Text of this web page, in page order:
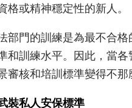
或精神穩定性的新人。
部門的訓練是為最不合
和訓練水平。因此，當
審核和培訓標準變得不那
裝私人安保標準